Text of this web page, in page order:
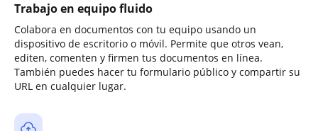
Trabajo en equipo fluido
Colabora en documentos con tu equipo usando un
dispositivo de escritorio o móvil. Permite que otros vean,
editen, comenten y firmen tus documentos en línea.
También puedes hacer tu formulario público y compartir su
URL en cualquier lugar.